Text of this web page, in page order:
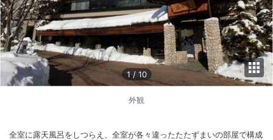
1 / 10
外観
全室に露天風呂をしつらえ、全室が各々違ったたたずまいの部屋で構成